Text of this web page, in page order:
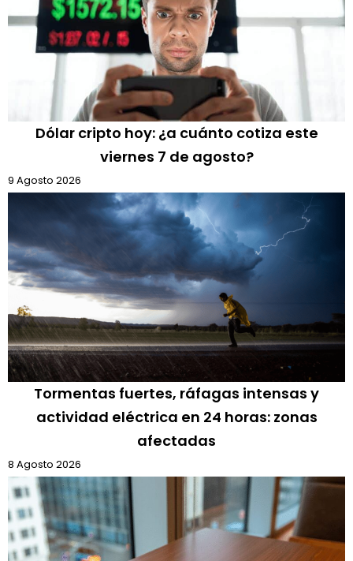
Dólar cripto hoy: ¿a cuánto cotiza este
viernes 7 de agosto?
9 Agosto 2026
Tormentas fuertes, ráfagas intensas y
actividad eléctrica en 24 horas: zonas
afectadas
8 Agosto 2026